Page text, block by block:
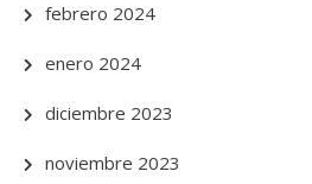
febrero 2024
enero 2024
diciembre 2023
noviembre 2023